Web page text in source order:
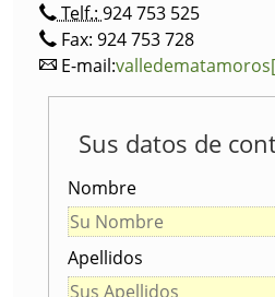
Telf.: 924 753 525
Fax: 924 753 728
E-mail:
Sus datos de
Nombre
Apellidos